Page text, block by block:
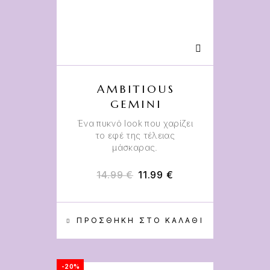
ΠΡΟΣΘΉΚΗ ΣΤΟ ΚΑΛΆΘΙ
AMBITIOUS
GEMINI
Ένα πυκνό look που χαρίζει
το εφέ της τέλειας
μάσκαρας.
14.99€ 11.99 €
-20%